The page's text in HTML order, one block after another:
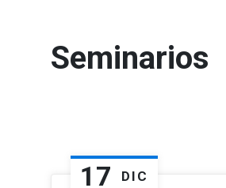
Seminarios
17 DIC